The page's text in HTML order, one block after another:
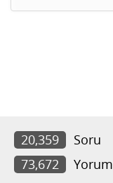
20,359 Soru
73,672
Yorum